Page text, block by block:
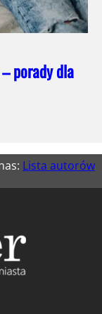
porady dla
Lista autorów